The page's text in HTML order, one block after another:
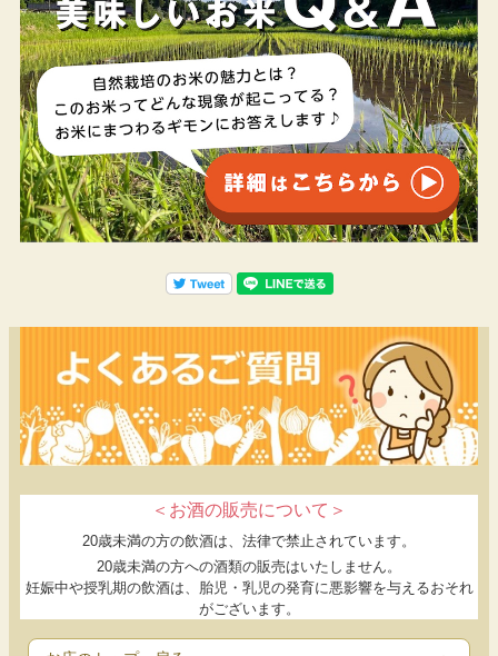
とした食感を生み出します。
その中でもおぼろづきは、アミロースが低いお米でありながら、
低すぎずちょうど良いバランスであることが魅力！
もち臭さがなく、ちょうど良いもっちり感はクセになる美味しさ
です♪
「おぼろづき」でしか味わえない、ほのかな甘みと独特な風味。
心地よいもっちり感をぜひご堪能ください♪
冷めても硬くなりにくいので、お弁当やおにぎりにしても美味し
く楽しめます！
・粘りが強くもっちりとしたお米がお好みの方
・冷めても硬くなりにくいのでお弁当やおにぎりをよ
く作る方にもおすすめ！
＜お酒の販売について＞
20歳未満の方の飲酒は、法律で禁止されています。
20歳未満の方への酒類の販売はいたしません。
妊娠中や授乳期の飲酒は、胎児・乳児の発育に悪影響を与えるおそれ
がございます。